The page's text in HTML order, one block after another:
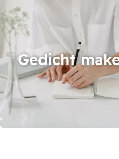
Gedicht